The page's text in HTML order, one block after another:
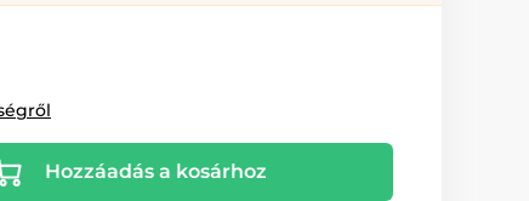
Hozzáadás a kosárhoz